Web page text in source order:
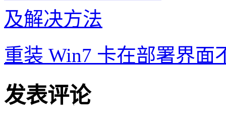
重装 Win7 卡在部署界面
发表评论